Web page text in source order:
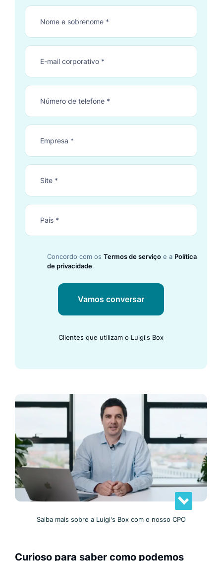
Concordo com os Termos de serviço e a Política
de privacidade.
Vamos conversar
Clientes que utilizam o Luigi's Box
Saiba mais sobre a Luigi's Box com o nosso CPO
Curioso para saber como podemos